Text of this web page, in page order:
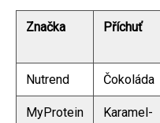
Značka Příchuť
Nutrend Čokoláda
MyProtein
Karamel-